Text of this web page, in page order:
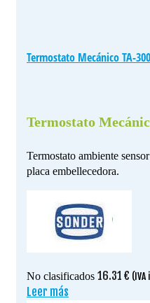
Termostato Mecánico TA-
Termostato
Termostato ambiente
placa embellecedora.
No clasificados 16.31 €
Leer más